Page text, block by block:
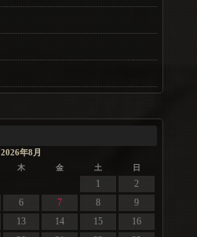
2026年8月
木 金 土 日
1
2
6 7 8
9
13 14 15
16